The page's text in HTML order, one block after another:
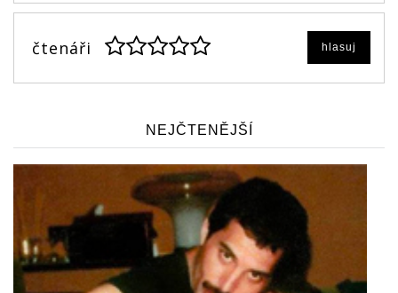
čtenáři hlasuj
NEJČTENĚJŠÍ